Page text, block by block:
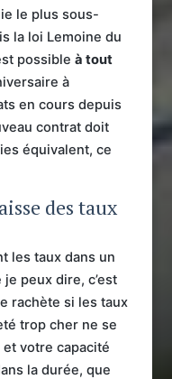
le plus sous-
la loi Lemoine du
possible à tout
à
en cours depuis
contrat doit
équivalent, ce
des taux
les taux dans un
peux dire, c’est
rachète si les taux
trop cher ne se
votre capacité
la durée, que